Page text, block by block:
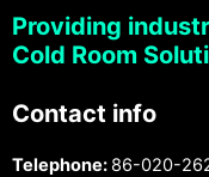
Providing
Cold Room
Contact info
Telephone: 86-020-